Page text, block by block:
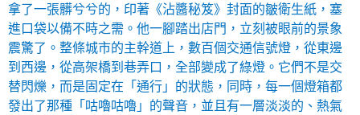
拿了一張髒兮兮的，印著《沾醬秘笈》封面的皺衛生紙，塞
進口袋以備不時之需。他一腳踏出店門，立刻被眼前的景象
震驚了。整條城市的主幹道上，數百個交通信號燈，從東邊
到西邊，從高架橋到巷弄口，全部變成了綠燈。它們不是交
替閃爍，而是固定在「通行」的狀態，同時，每一個燈箱都
發出了那種「咕嚕咕嚕」的聲音，並且有一層淡淡的、熱氣